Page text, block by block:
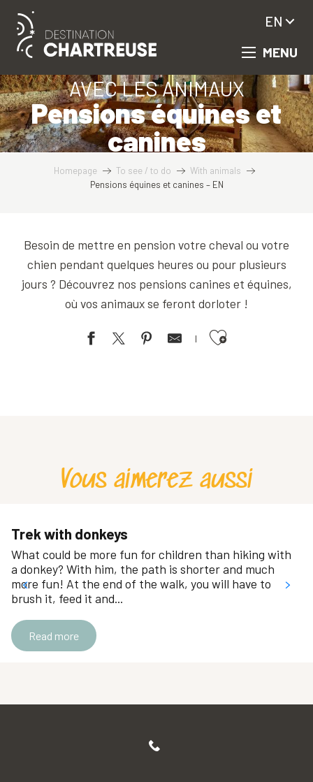
contenu
principal
MENU
EN
AVEC LES ANIMAUX
Pensions équines et
canines
Homepage To see / to do
With animals
Pensions équines et canines – EN
Besoin de mettre en pension votre cheval ou votre
chien pendant quelques heures ou pour plusieurs
jours ? Découvrez nos pensions canines et équines,
où vos animaux se feront dorloter !
Ajouter aux favoris
Vous aimerez aussi
Trek with donkeys
What could be more fun for children than hiking with
a donkey? With him, the path is shorter and much
more fun! At the end of the walk, you will have to
brush it, feed it and...
Read more